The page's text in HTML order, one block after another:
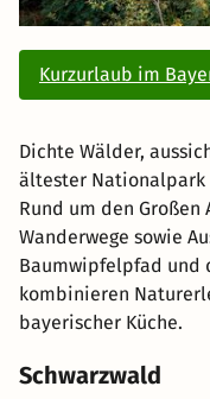
Kurzurlaub im
Dichte Wälder,
ältester Nationalpark
Rund um den
Wanderwege sowie
Baumwipfelpfad und
kombinieren
bayerischer Küche.
Schwarzwald